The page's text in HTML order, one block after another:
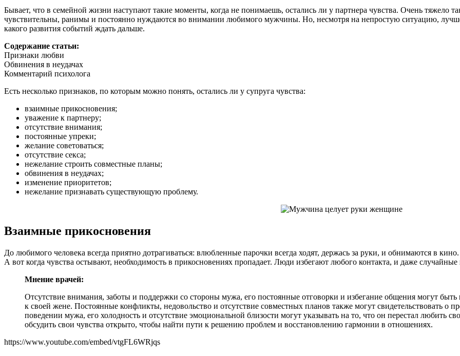
Бывает, что в семейной жизни наступают такие моменты, когда не понимаешь, остались ли у партнера чувства. Очень тяжело
чувствительны, ранимы и постоянно нуждаются во внимании любимого мужчины. Но, несмотря на непростую ситуацию,
какого развития событий ждать дальше.
Содержание статьи:
Признаки любви
Обвинения в неудачах
Комментарий психолога
Есть несколько признаков, по которым можно понять, остались ли у супруга чувства:
взаимные прикосновения;
уважение к партнеру;
отсутствие внимания;
постоянные упреки;
желание советоваться;
отсутствие секса;
нежелание строить совместные планы;
обвинения в неудачах;
изменение приоритетов;
нежелание признавать существующую проблему.
Взаимные прикосновения
До любимого человека всегда приятно дотрагиваться: влюбленные парочки всегда ходят, держась за руки, и обнимаются в
А вот когда чувства остывают, необходимость в прикосновениях пропадает. Люди избегают любого контакта, и даже
Мнение врачей:
Отсутствие внимания, заботы и поддержки со стороны мужа, его постоянные отговорки и избегание общения могут
к своей жене. Постоянные конфликты, недовольство и отсутствие совместных планов также могут свидетельствовать о
поведении мужа, его холодность и отсутствие эмоциональной близости могут указывать на то, что он перестал любить
обсудить свои чувства открыто, чтобы найти пути к решению проблем и восстановлению гармонии в отношениях.
https://www.youtube.com/embed/vtgFL6WRjqs